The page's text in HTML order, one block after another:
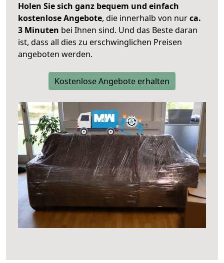
Holen Sie sich ganz bequem und einfach
kostenlose Angebote, die innerhalb von nurca.
3 Minuten bei Ihnen sind. Und das Beste daran
ist, dass all dies zu erschwinglichen Preisen
angeboten werden.
Kostenlose Angebote erhalten